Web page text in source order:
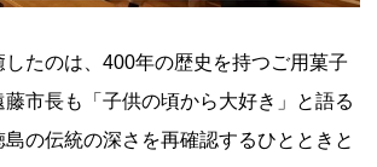
たのは、400年の歴史を持つご用菓子
藤市長も「子供の頃から大好き」と語る
島の伝統の深さを再確認するひとときと